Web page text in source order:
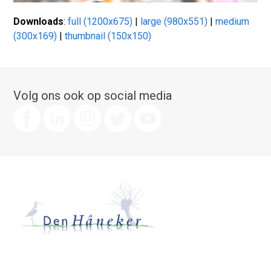
Downloads:full (1200x675) | large (980x551) |medium
(300x169) |thumbnail (150x150)
Volg ons ook op social media